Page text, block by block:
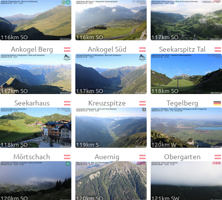
116km SO 116km SO 117km SO
Ankogel Berg
117km SO
Ankogel Süd
117km SO
Seekarspitz Tal
118km SO
Seekarhaus
118km SO
Kreuzspitze
119km S
Tegelberg
120km W
Mörtschach
120km SO
Auernig
120km SO
Obergarten
121km SW